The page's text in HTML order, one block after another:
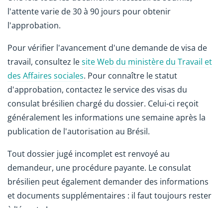
l'attente varie de 30 à 90 jours pour obtenir
l'approbation.
Pour vérifier l'avancement d'une demande de visa de
travail, consultez lesite Web du ministère du Travail et
des Affaires sociales. Pour connaître le statut
d'approbation, contactez le service des visas du
consulat brésilien chargé du dossier. Celui-ci reçoit
généralement les informations une semaine après la
publication de l'autorisation au Brésil.
Tout dossier jugé incomplet est renvoyé au
demandeur, une procédure payante. Le consulat
brésilien peut également demander des informations
et documents supplémentaires : il faut toujours rester